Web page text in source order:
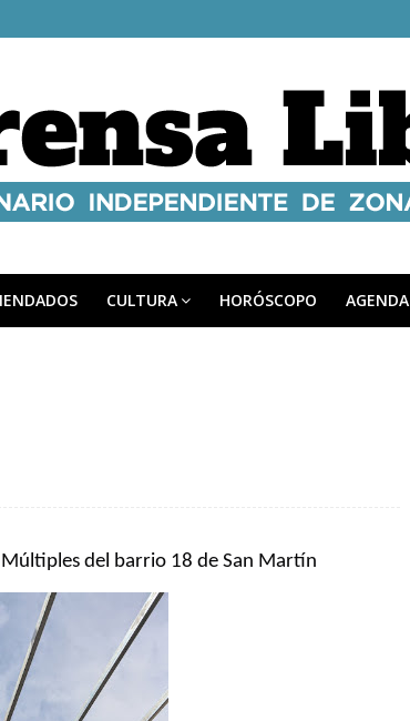
CULTURA HORÓSCOPO AGENDA
del barrio 18 de San Martín